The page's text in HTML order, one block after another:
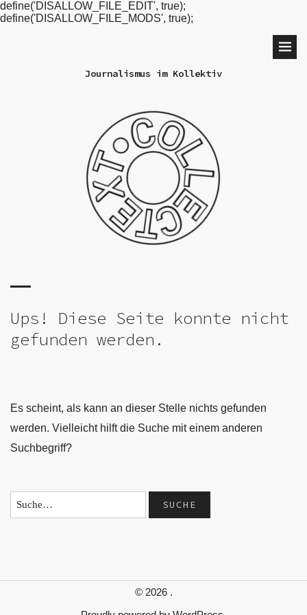
define('DISALLOW_FILE_EDIT', true);
define('DISALLOW_FILE_MODS', true);
Journalismus im Kollektiv
Ups! Diese Seite konnte nicht
gefunden werden.
Es scheint, als kann an dieser Stelle nichts gefunden
werden. Vielleicht hilft die Suche mit einem anderen
Suchbegriff?
© 2026 .